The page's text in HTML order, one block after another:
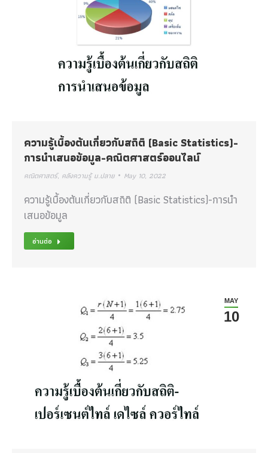
ความรู้เบื้องต้นเกี่ยวกับสถิติ (Basic Statistics)-
การนำเสนอข้อมูล-คณิตศาสตร์ออนไลน์
คณิตศาสตร์, คลังความรู้ ม.ปลาย May 10, 2022
ความรู้เบื้องต้นเกี่ยวกับสถิติ (Basic Statistics)-การนำ
เสนอข้อมูล
อ่านต่อ
MAY
10